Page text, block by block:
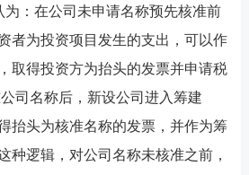
：在公司未申请名称预先核准前
者为投资项目发生的支出，可以作
取得投资方为抬头的发票并申请税
司名称后，新设公司进入筹建
抬头为核准名称的发票，并作为筹
种逻辑，对公司名称未核准之前，